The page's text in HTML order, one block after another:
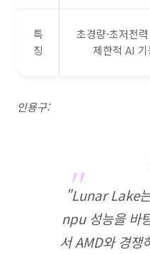
특
징
초경량·초저전
제한적 AI 기
인용구:
"Lunar Lake
npu 성능을 바
서 AMD와 경쟁